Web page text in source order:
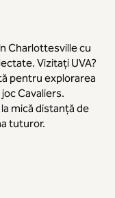
Charlottesville cu
Vizitați UVA?
pentru explorarea
Cavaliers.
mică distanță de
tuturor.